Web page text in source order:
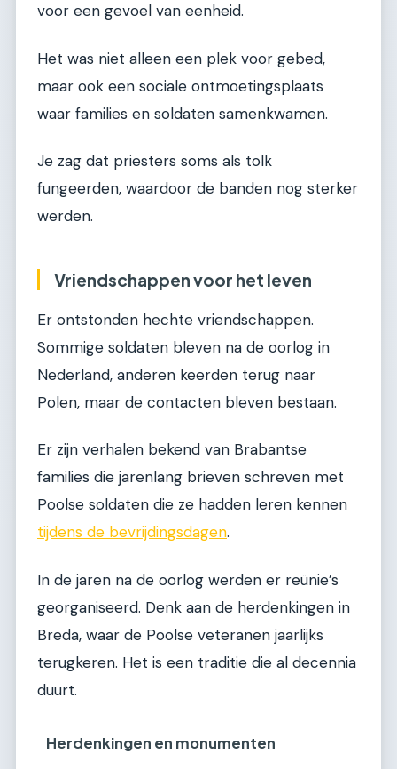
voor een gevoel van eenheid.
Het was niet alleen een plek voor gebed,
maar ook een sociale ontmoetingsplaats
waar families en soldaten samenkwamen.
Je zag dat priesters soms als tolk
fungeerden, waardoor de banden nog sterker
werden.
Vriendschappen voor het leven
Er ontstonden hechte vriendschappen.
Sommige soldaten bleven na de oorlog in
Nederland, anderen keerden terug naar
Polen, maar de contacten bleven bestaan.
Er zijn verhalen bekend van Brabantse
families die jarenlang brieven schreven met
Poolse soldaten die ze hadden leren kennen
tijdens de bevrijdingsdagen.
In de jaren na de oorlog werden er reünie’s
georganiseerd. Denk aan de herdenkingen in
Breda, waar de Poolse veteranen jaarlijks
terugkeren. Het is een traditie die al decennia
duurt.
Herdenkingen en monumenten